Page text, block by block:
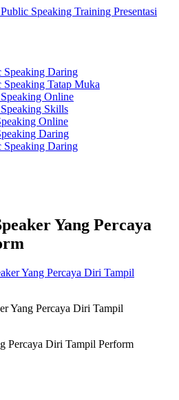
Speaking Daring
Speaking Tatap Muka
Online
Skills
Online
Daring
Speaking Daring
Yang Percaya
Yang Percaya Diri Tampil
Percaya Diri Tampil Perform